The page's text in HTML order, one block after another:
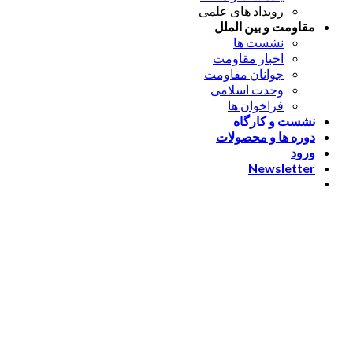
رویداد های علمی
مقاومت و بین الملل
نشست ها
اخبار مقاومت
جوانان مقاومت
وحدت اسلامی
فراخوان ها
نشست و کارگاه
دوره ها و محصولات
ورود
Newsletter